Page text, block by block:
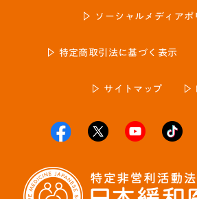
ソーシャルメディアポ
特定商取引法に基づく表示
サイトマップ